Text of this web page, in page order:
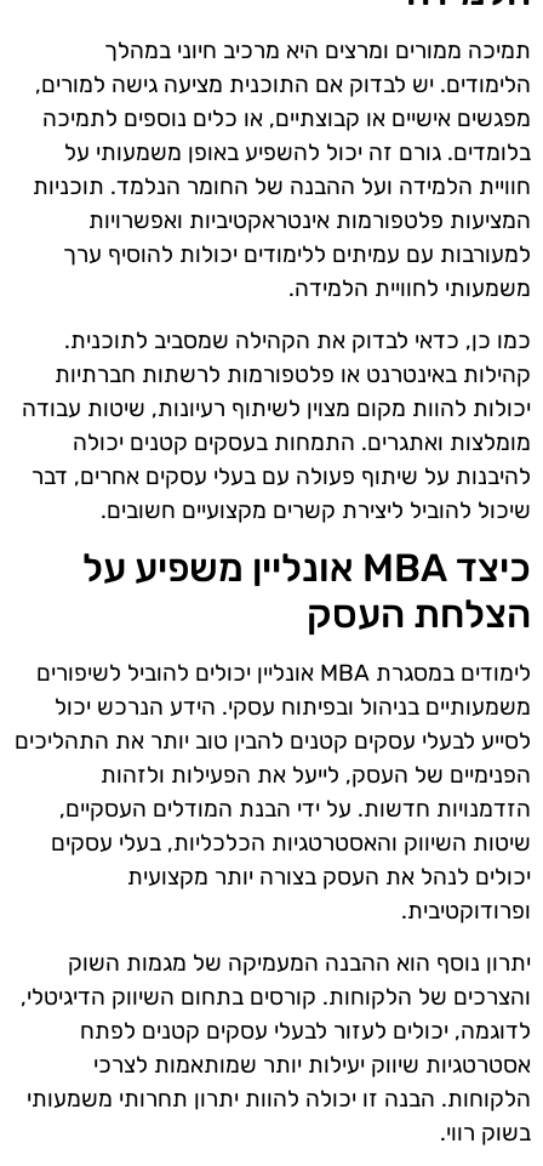
תמיכה ממורים ומרצים היא מרכיב חיוני במהלך
הלימודים. יש לבדוק אם התוכנית מציעה גישה למורים,
מפגשים אישיים או קבוצתיים, או כלים נוספים לתמיכה
בלומדים. גורם זה יכול להשפיע באופן משמעותי על
חוויית הלמידה ועל ההבנה של החומר הנלמד. תוכניות
המציעות פלטפורמות אינטראקטיביות ואפשרויות
למעורבות עם עמיתים ללימודים יכולות להוסיף ערך
משמעותי לחוויית הלמידה.
כמו כן, כדאי לבדוק את הקהילה שמסביב לתוכנית.
קהילות באינטרנט או פלטפורמות לרשתות חברתיות
יכולות להוות מקום מצוין לשיתוף רעיונות, שיטות עבודה
מומלצות ואתגרים. התמחות בעסקים קטנים יכולה
להיבנות על שיתוף פעולה עם בעלי עסקים אחרים, דבר
שיכול להוביל ליצירת קשרים מקצועיים חשובים.
כיצד MBA אונליין משפיע על
הצלחת העסק
לימודים במסגרת MBA אונליין יכולים להוביל לשיפורים
משמעותיים בניהול ובפיתוח עסקי. הידע הנרכש יכול
לסייע לבעלי עסקים קטנים להבין טוב יותר את התהליכים
הפנימיים של העסק, לייעל את הפעילות ולזהות
הזדמנויות חדשות. על ידי הבנת המודלים העסקיים,
שיטות השיווק והאסטרטגיות הכלכליות, בעלי עסקים
יכולים לנהל את העסק בצורה יותר מקצועית
ופרודוקטיבית.
יתרון נוסף הוא ההבנה המעמיקה של מגמות השוק
והצרכים של הלקוחות. קורסים בתחום השיווק הדיגיטלי,
לדוגמה, יכולים לעזור לבעלי עסקים קטנים לפתח
אסטרטגיות שיווק יעילות יותר שמותאמות לצרכי
הלקוחות. הבנה זו יכולה להוות יתרון תחרותי משמעותי
בשוק רווי.